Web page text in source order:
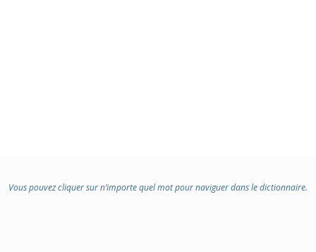
Vous pouvez cliquer sur n’importe quel mot pour naviguer dans le dictionnaire.